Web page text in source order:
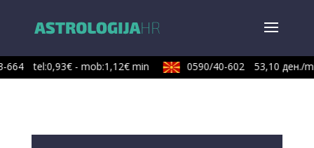
664 tel:0,93€ - mob:1,12€ min 0590/40-602 53,10 ден./